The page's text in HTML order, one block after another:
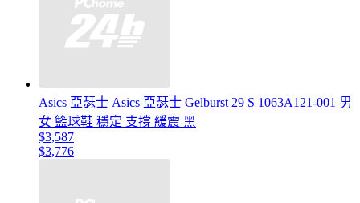
Asics 亞瑟士 Asics 亞瑟士 Gelburst 29 S 1063A121-001 男
女 籃球鞋 穩定 支撐 緩震 黑
$3,587
$3,776